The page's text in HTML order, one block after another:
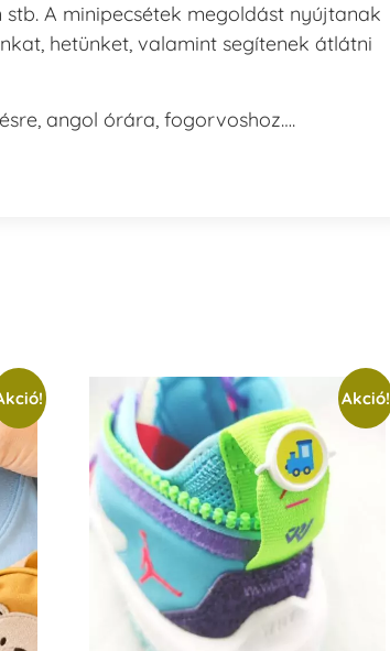
A minipecsétek megoldást nyújtanak
hetünket, valamint segítenek átlátni
angol órára, fogorvoshoz….
Akció!